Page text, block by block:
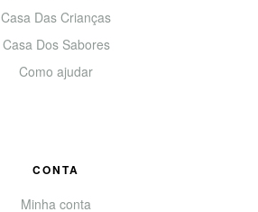
Casa Das Crianças
Casa Dos Sabores
Como ajudar
CONTA
Minha conta